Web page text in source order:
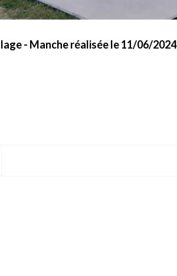
- Manche réalisée le 11/06/2024